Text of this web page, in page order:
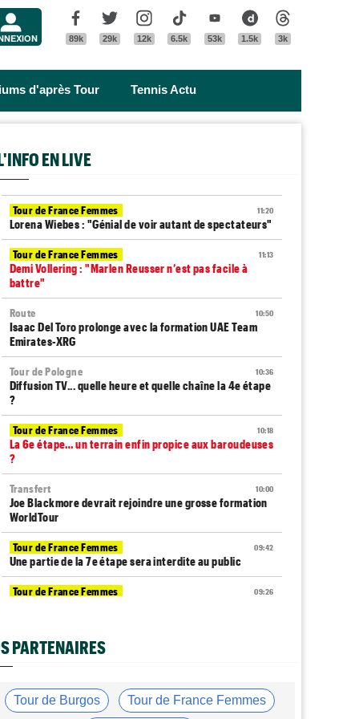
Facebook
89k
Twitter
29k
Instagram
12k
Tik Tok
6.5k
Youtube
53k
Dailymotion
1.5k 3k
d'après Tour Tennis Actu
EN LIVE
11:20
Tour de France Femmes
Lorena Wiebes : "Génial de voir autant de spectateurs"
11:13
Tour de France Femmes
Demi Vollering : "Marlen Reusser n’est pas facile à
battre"
10:50
Route
Isaac Del Toro prolonge avec la formation UAE Team
Emirates-XRG
10:36
Tour de Pologne
Diffusion TV... quelle heure et quelle chaîne la 4e étape
?
10:18
Tour de France Femmes
La 6e étape… un terrain enfin propice aux baroudeuses
?
10:00
Transfert
Joe Blackmore devrait rejoindre une grosse formation
WorldTour
09:42
Tour de France Femmes
Une partie de la 7e étape sera interdite au public
09:26
Tour de France Femmes
Tour de France Femmes
Horaires et chaînes TV… La diffusion de la 6e étape du
08:25
Média
PARTENAIRES
Tour de Burgos Tour de France Femmes